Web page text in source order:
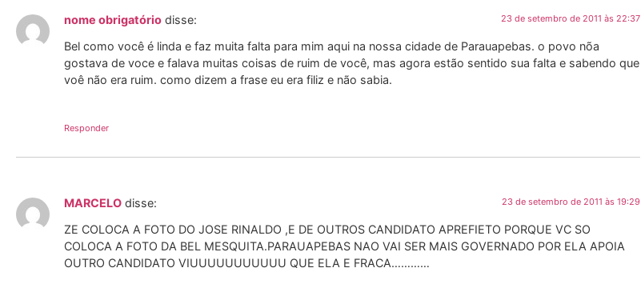
nome obrigatório disse: 23 de setembro de 2011 às 22:37
Bel como você é linda e faz muita falta para mim aqui na nossa cidade de Parauapebas. o povo nõa
gostava de voce e falava muitas coisas de ruim de você, mas agora estão sentido sua falta e sabendo que
voê não era ruim. como dizem a frase eu era filiz e não sabia.
Responder
MARCELO disse: 23 de setembro de 2011 às 19:29
ZE COLOCA A FOTO DO JOSE RINALDO ,E DE OUTROS CANDIDATO APREFIETO PORQUE VC SO
COLOCA A FOTO DA BEL MESQUITA.PARAUAPEBAS NAO VAI SER MAIS GOVERNADO POR ELA APOIA
OUTRO CANDIDATO VIUUUUUUUUUUU QUE ELA E FRACA…………